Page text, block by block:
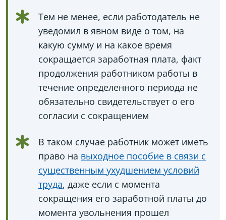
Тем не менее, если работодатель не
уведомил в явном виде о том, на
какую сумму и на какое время
сокращается заработная плата, факт
продолжения работником работы в
течение определенного периода не
обязательно свидетельствует о его
согласии с сокращением
В таком случае работник может иметь
право на выходное пособие в связи с
существенным ухудшением условий
труда, даже если с момента
сокращения его заработной платы до
момента увольнения прошел